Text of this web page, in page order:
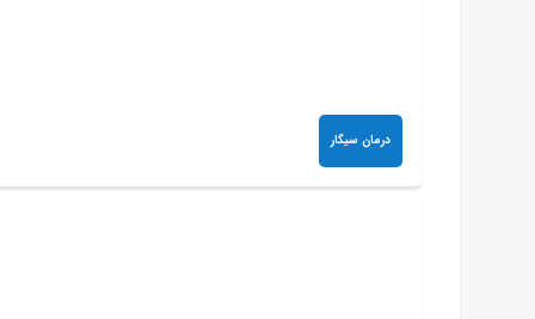
درمان سیگار